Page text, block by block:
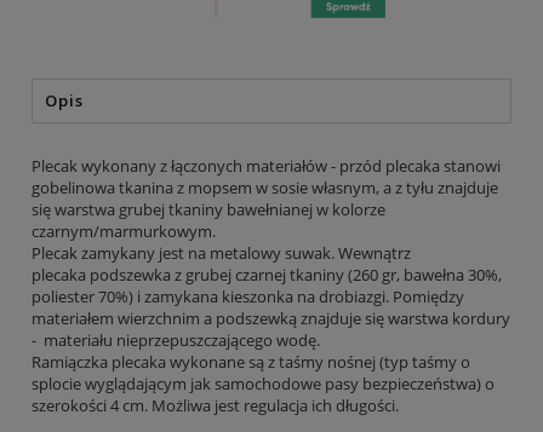
Opis
Plecak wykonany z łączonych materiałów - przód plecaka stanowi
gobelinowa tkanina z mopsem w sosie własnym, a z tyłu znajduje
się warstwa grubej tkaniny bawełnianej w kolorze
czarnym/marmurkowym.
Plecak zamykany jest na metalowy suwak. Wewnątrz
plecaka podszewka z grubej czarnej tkaniny (260 gr, bawełna 30%,
poliester 70%) i zamykana kieszonka na drobiazgi. Pomiędzy
materiałem wierzchnim a podszewką znajduje się warstwa kordury
- materiału nieprzepuszczającego wodę.
Ramiączka plecaka wykonane są z taśmy nośnej (typ taśmy o
splocie wyglądającym jak samochodowe pasy bezpieczeństwa) o
szerokości 4 cm. Możliwa jest regulacja ich długości.